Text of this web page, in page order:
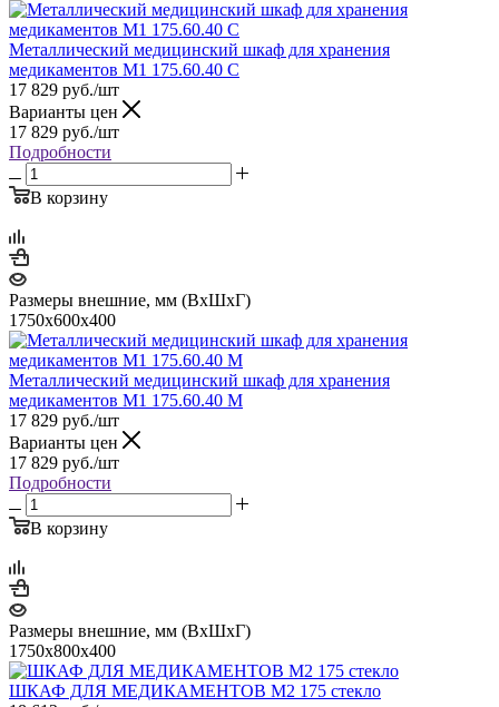
Металлический медицинский шкаф для хранения
медикаментов М1 175.60.40 C
17 829 руб./шт
Варианты цен
17 829 руб./шт
Подробности
В корзину
Размеры внешние, мм (ВхШхГ)
1750х600х400
Металлический медицинский шкаф для хранения
медикаментов М1 175.60.40 М
17 829 руб./шт
Варианты цен
17 829 руб./шт
Подробности
В корзину
Размеры внешние, мм (ВхШхГ)
1750х800х400
ШКАФ ДЛЯ МЕДИКАМЕНТОВ М2 175 стекло